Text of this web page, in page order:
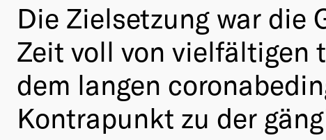
Die Zielsetzung war die
Zeit voll von vielfältigen
dem langen
Kontrapunkt zu der